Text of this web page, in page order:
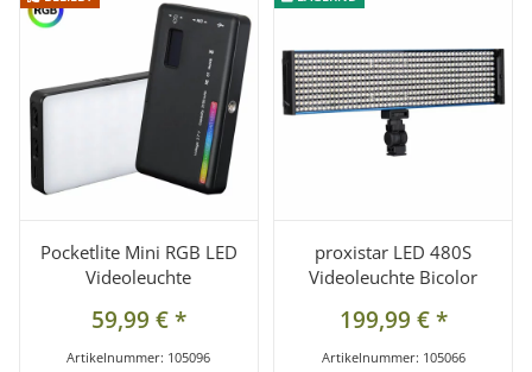
Pocketlite Mini RGB LED
Videoleuchte
59,99 €*
Artikelnummer: 105096
proxistar LED 480S
Videoleuchte Bicolor
199,99 €*
Artikelnummer: 105066